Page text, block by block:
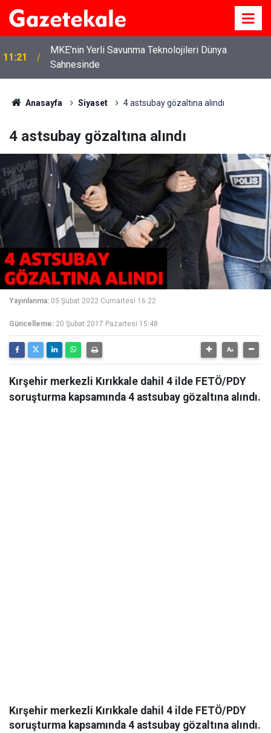
11:21
MKE’nin Yerli Savunma Teknolojileri Dünya
Sahnesinde
11:08
Başkan Ahmet Önal, Çalılıöz Mahallesi’nde
vatandaşların taleplerini yerinde dinledi
Anasayfa Siyaset 4 astsubay gözaltına alındı
4 astsubay gözaltına alındı
Yayınlanma: 05 Şubat 2022 Cumartesi 16:22
Güncelleme: 20 Şubat 2017 Pazartesi 15:48
Kırşehir merkezli Kırıkkale dahil 4 ilde FETÖ/PDY
soruşturma kapsamında 4 astsubay gözaltına alındı.
Kırşehir merkezli Kırıkkale dahil 4 ilde FETÖ/PDY
soruşturma kapsamında 4 astsubay gözaltına alındı.